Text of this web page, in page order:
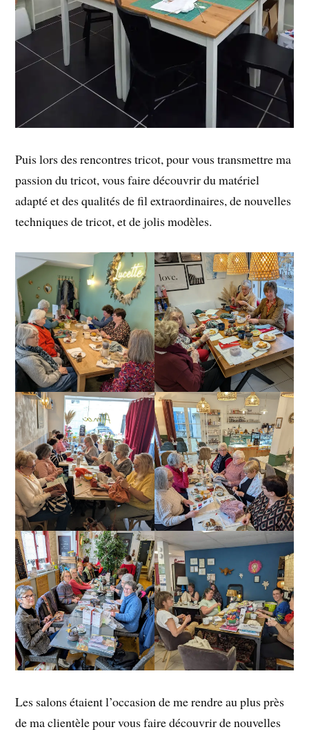
Puis lors des rencontres tricot, pour vous transmettre ma
passion du tricot, vous faire découvrir du matériel
adapté et des qualités de fil extraordinaires, de nouvelles
techniques de tricot, et de jolis modèles.
Les salons étaient l’occasion de me rendre au plus près
de ma clientèle pour vous faire découvrir de nouvelles